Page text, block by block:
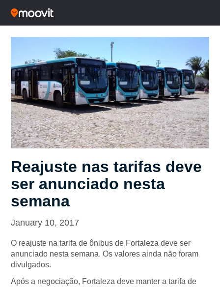
Reajuste nas tarifas deve
ser anunciado nesta
semana
January 10, 2017
O reajuste na tarifa de ônibus de Fortaleza deve ser
anunciado nesta semana. Os valores ainda não foram
divulgados.
Após a negociação, Fortaleza deve manter a tarifa de